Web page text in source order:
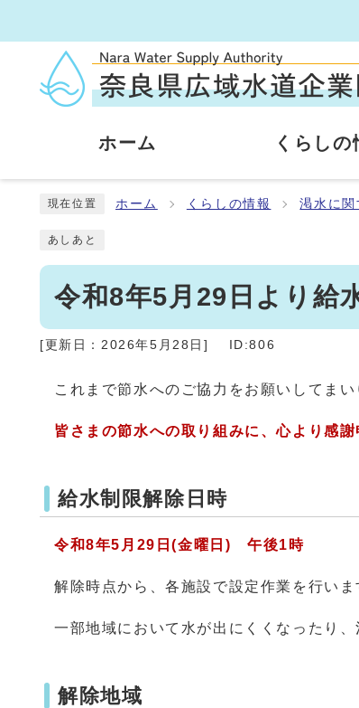
ホーム くらしの
現在位置 ホーム くらしの情報 渇水に関
あしあと
令和8年5月29日より給
[更新日： 2026年5月28日 ] ID:806
これまで節水へのご協力をお願いしてま
皆さまの節水への取り組みに、心より感謝
給水制限解除日時
令和8年5月29日(金曜日) 午後1時
解除時点から、各施設で設定作業を行いま
一部地域において水が出にくくなったり
解除地域